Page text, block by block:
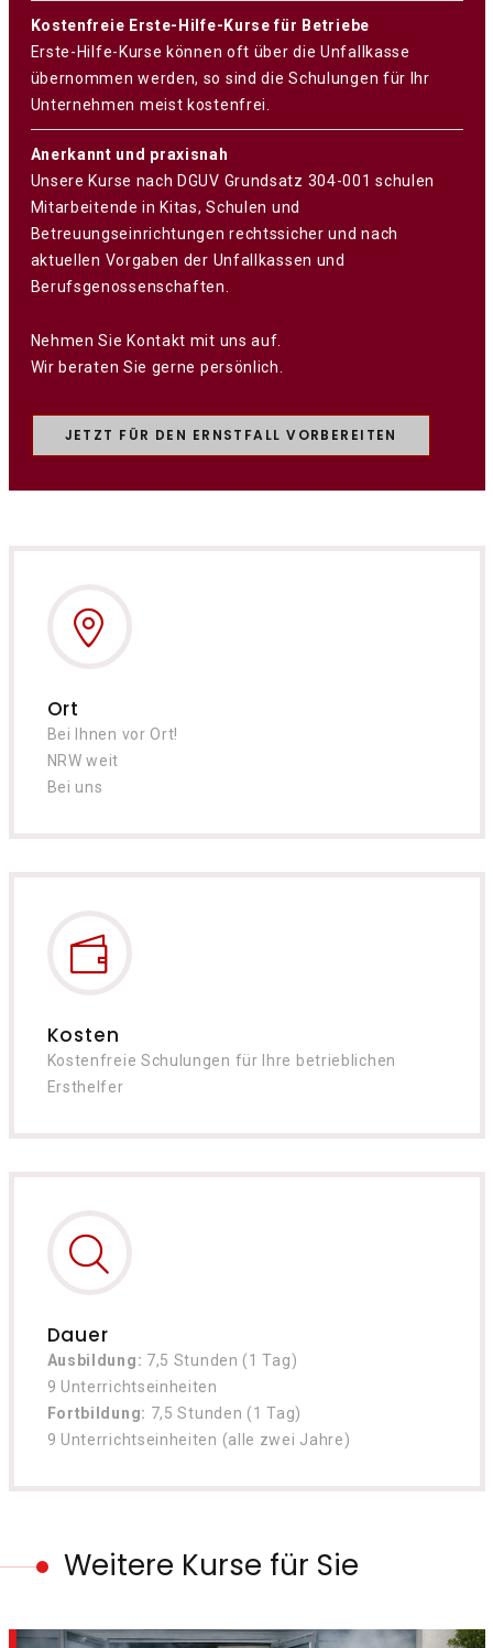
Kostenfreie Erste-Hilfe-Kurse für Betriebe
Erste-Hilfe-Kurse können oft über die Unfallkasse
übernommen werden, so sind die Schulungen für Ihr
Unternehmen meist kostenfrei.
Anerkannt und praxisnah
Unsere Kurse nach DGUV Grundsatz 304-001 schulen
Mitarbeitende in Kitas, Schulen und
Betreuungseinrichtungen rechtssicher und nach
aktuellen Vorgaben der Unfallkassen und
Berufsgenossenschaften.
Nehmen Sie Kontakt mit uns auf.
Wir beraten Sie gerne persönlich.
JETZT FÜR DEN ERNSTFALL VORBEREITEN
Ort
Bei Ihnen vor Ort!
NRW weit
Bei uns
Kosten
Kostenfreie Schulungen für Ihre betrieblichen
Ersthelfer
Dauer
Ausbildung: 7,5 Stunden (1 Tag)
9 Unterrichtseinheiten
Fortbildung: 7,5 Stunden (1 Tag)
9 Unterrichtseinheiten (alle zwei Jahre)
Weitere Kurse für Sie